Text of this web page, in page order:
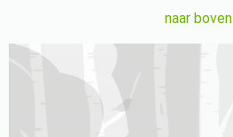
naar boven